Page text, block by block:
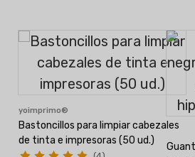
yoimprimo®
Bastoncillos para limpiar cabezales
de tinta e impresoras (50 ud.)